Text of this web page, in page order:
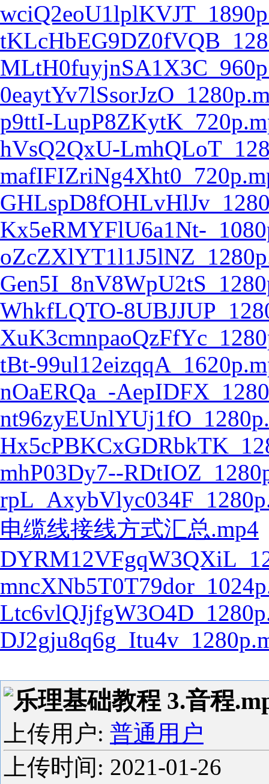
p9ttI-
hVsQ2QxU-
Kx5eRMYFlU6a1Nt-
WhkfLQTO-
tBt-
nOaERQa_-
mhP03Dy7--
电缆线接线方式汇总.mp4
乐理基础教程 3.音程
上传用户: 普通用户
上传时间: 2021-01-26